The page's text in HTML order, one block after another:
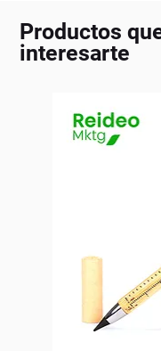
Productos
interesarte